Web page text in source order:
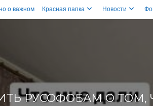
о важном Красная папка Новости
РУСОФОБАМ О ТОМ,